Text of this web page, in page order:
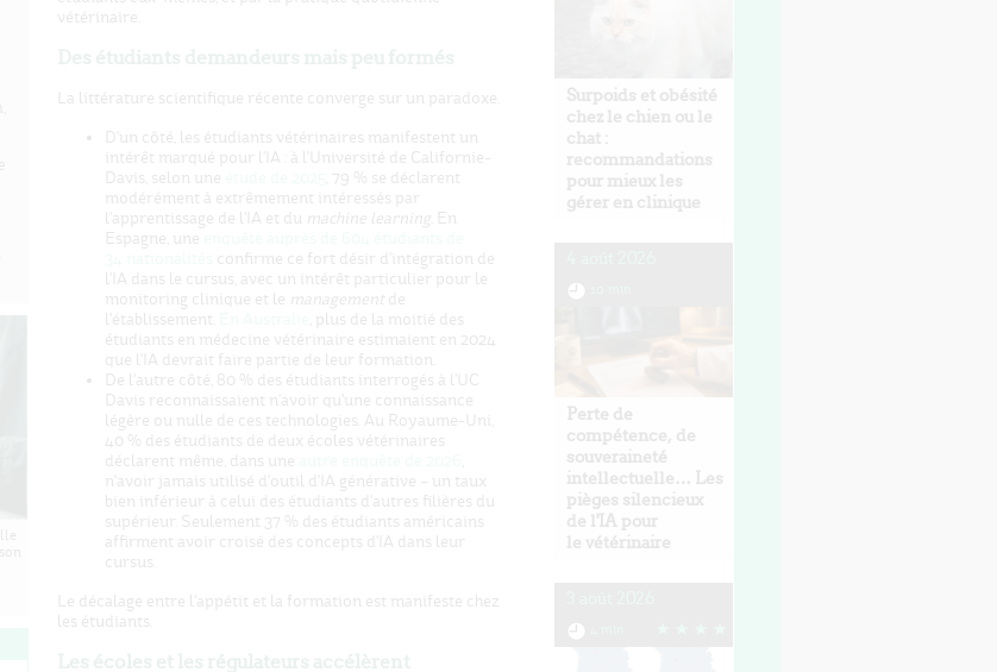
vétérinaire.
La littérature scientifique récente converge sur un paradoxe.
D'un côté, les étudiants vétérinaires manifestent un
intérêt marqué pour l'IA : à l'Université de Californie-
Davis, selon une
, 79 % se déclarent
modérément à extrêmement intéressés par
l'apprentissage de l'IA et du machine learning
. En
Espagne, une
confirme ce fort désir d'intégration de
l'IA dans le cursus, avec un intérêt particulier pour le
monitoring clinique et le management de
l'établissement.
, plus de la moitié des
étudiants en médecine vétérinaire estimaient en 2024
que l'IA devrait faire partie de leur formation.
De l'autre côté, 80 % des étudiants interrogés à l'UC
Davis reconnaissaient n'avoir qu'une connaissance
légère ou nulle de ces technologies. Au Royaume-Uni,
40 % des étudiants de deux écoles vétérinaires
déclarent même, dans une
n'avoir jamais utilisé d'outil d'IA générative – un taux
bien inférieur à celui des étudiants d'autres filières du
supérieur. Seulement 37 % des étudiants américains
affirment avoir croisé des concepts d'IA dans leur
cursus.
Le décalage entre l'appétit et la formation est manifeste chez
les étudiants.
Surpoids et obésité
chez le chien ou le
chat :
recommandations
pour mieux les
gérer en clinique
Perte de
compétence, de
souveraineté
intellectuelle… Les
pièges silencieux
de l'IA pour
le vétérinaire